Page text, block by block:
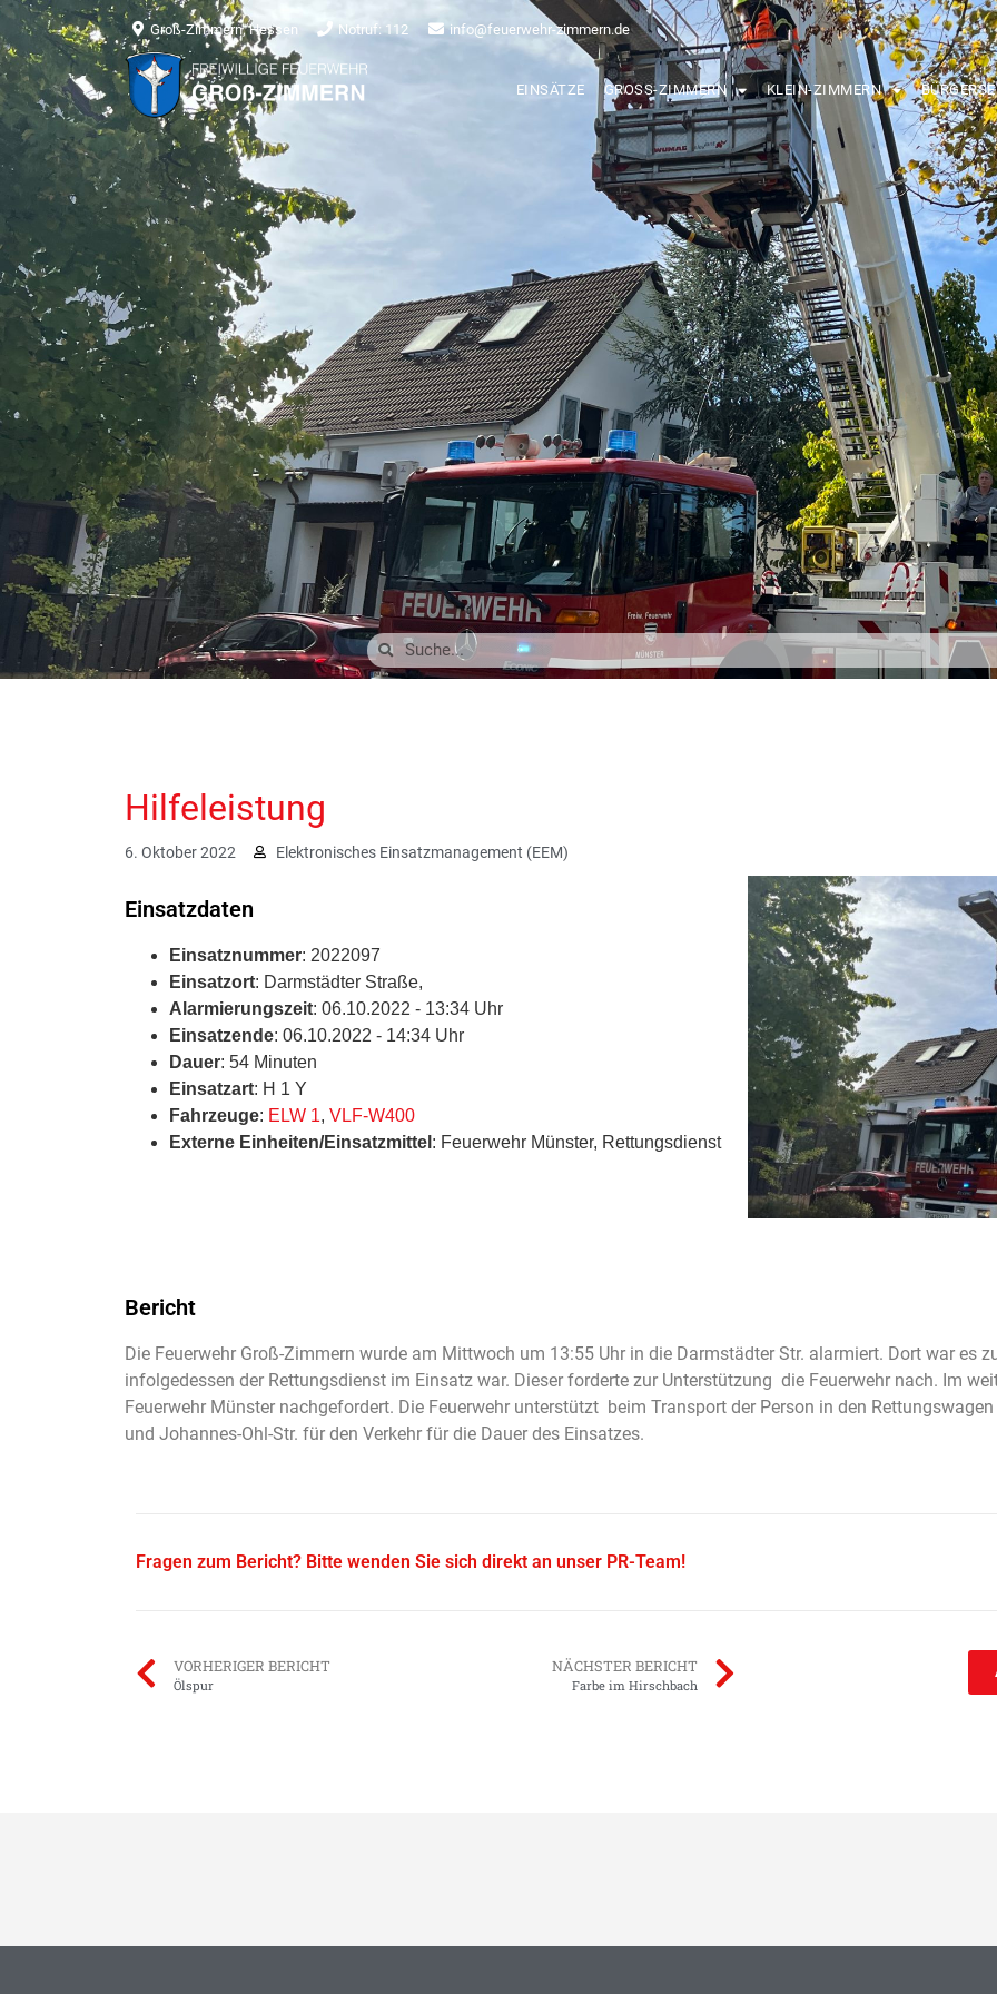
Groß-Zimmern, Hessen Notruf: 112 info@feuerwehr-zimmern.de
EINSÄTZE GROSS-ZIMMERN KLEIN-ZIMMERN
Hilfeleistung
6. Oktober 2022 Elektronisches Einsatzmanagement (EEM)
Einsatzdaten
Einsatznummer: 2022097
Einsatzort: Darmstädter Straße,
Alarmierungszeit: 06.10.2022 - 13:34 Uhr
Einsatzende: 06.10.2022 - 14:34 Uhr
Dauer: 54 Minuten
Einsatzart: H 1 Y
Fahrzeuge: ELW 1, VLF-W400
Externe Einheiten/Einsatzmittel : Feuerwehr Münster, Rettungsdienst
Bericht
Die Feuerwehr Groß-Zimmern wurde am Mittwoch um 13:55 Uhr in die Darmstädter Str. alarmiert. Dort war es
infolgedessen der Rettungsdienst im Einsatz war. Dieser forderte zur Unterstützung die Feuerwehr nach. Im
Feuerwehr Münster nachgefordert. Die Feuerwehr unterstützt beim Transport der Person in den
und Johannes-Ohl-Str. für den Verkehr für die Dauer des Einsatzes.
Fragen zum Bericht? Bitte wenden Sie sich direkt an unser PR-Team!
VORHERIGER BERICHT
Ölspur
NÄCHSTER BERICHT
Farbe im Hirschbach